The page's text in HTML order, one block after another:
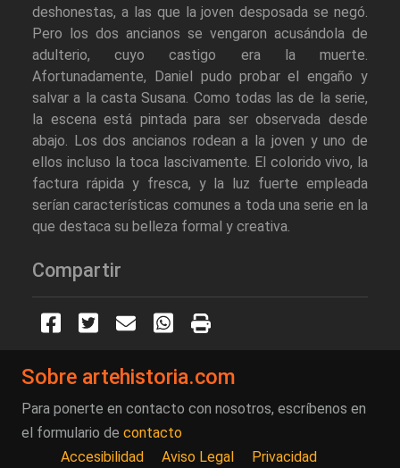
deshonestas, a las que la joven desposada se negó.
Pero los dos ancianos se vengaron acusándola de
adulterio, cuyo castigo era la muerte.
Afortunadamente, Daniel pudo probar el engaño y
salvar a la casta Susana. Como todas las de la serie,
la escena está pintada para ser observada desde
abajo. Los dos ancianos rodean a la joven y uno de
ellos incluso la toca lascivamente. El colorido vivo, la
factura rápida y fresca, y la luz fuerte empleada
serían características comunes a toda una serie en la
que destaca su belleza formal y creativa.
Compartir
Sobre artehistoria.com
Para ponerte en contacto con nosotros, escríbenos en
el formulario de contacto
Accesibilidad
Aviso Legal Privacidad